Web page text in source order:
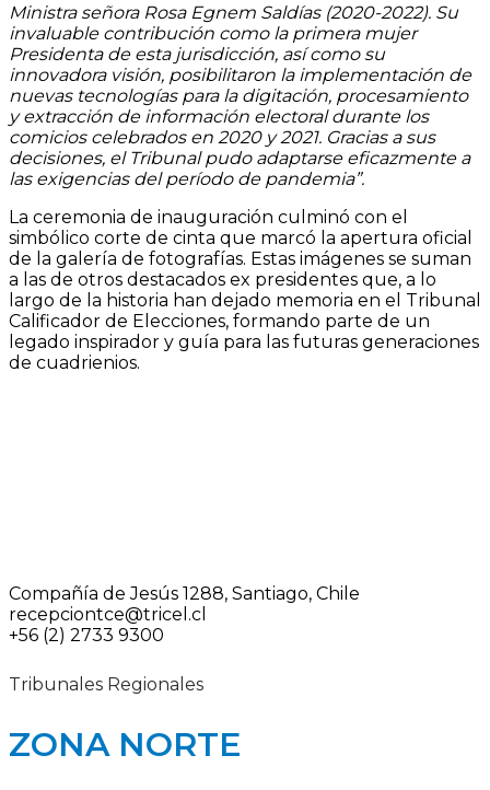
Ministra señora Rosa Egnem Saldías (2020-2022). Su
invaluable contribución como la primera mujer
Presidenta de esta jurisdicción, así como su
innovadora visión, posibilitaron la implementación de
nuevas tecnologías para la digitación, procesamiento
y extracción de información electoral durante los
comicios celebrados en 2020 y 2021. Gracias a sus
decisiones, el Tribunal pudo adaptarse eficazmente a
las exigencias del período de pandemia”.
La ceremonia de inauguración culminó con el
simbólico corte de cinta que marcó la apertura oficial
de la galería de fotografías. Estas imágenes se suman
a las de otros destacados ex presidentes que, a lo
largo de la historia han dejado memoria en el Tribunal
Calificador de Elecciones, formando parte de un
legado inspirador y guía para las futuras generaciones
de cuadrienios.
Compañía de Jesús 1288, Santiago, Chile
recepciontce@tricel.cl
+56 (2) 2733 9300
Tribunales Regionales
ZONA NORTE